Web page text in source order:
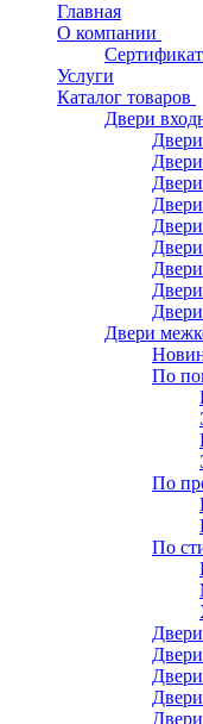
Главная
О компании
Услуги
Каталог товаров
Двери
Двери
По
По
По